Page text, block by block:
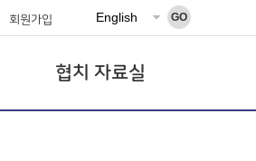
회원가입 GO
협치 자료실